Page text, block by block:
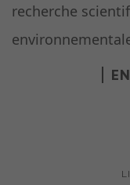
recherche